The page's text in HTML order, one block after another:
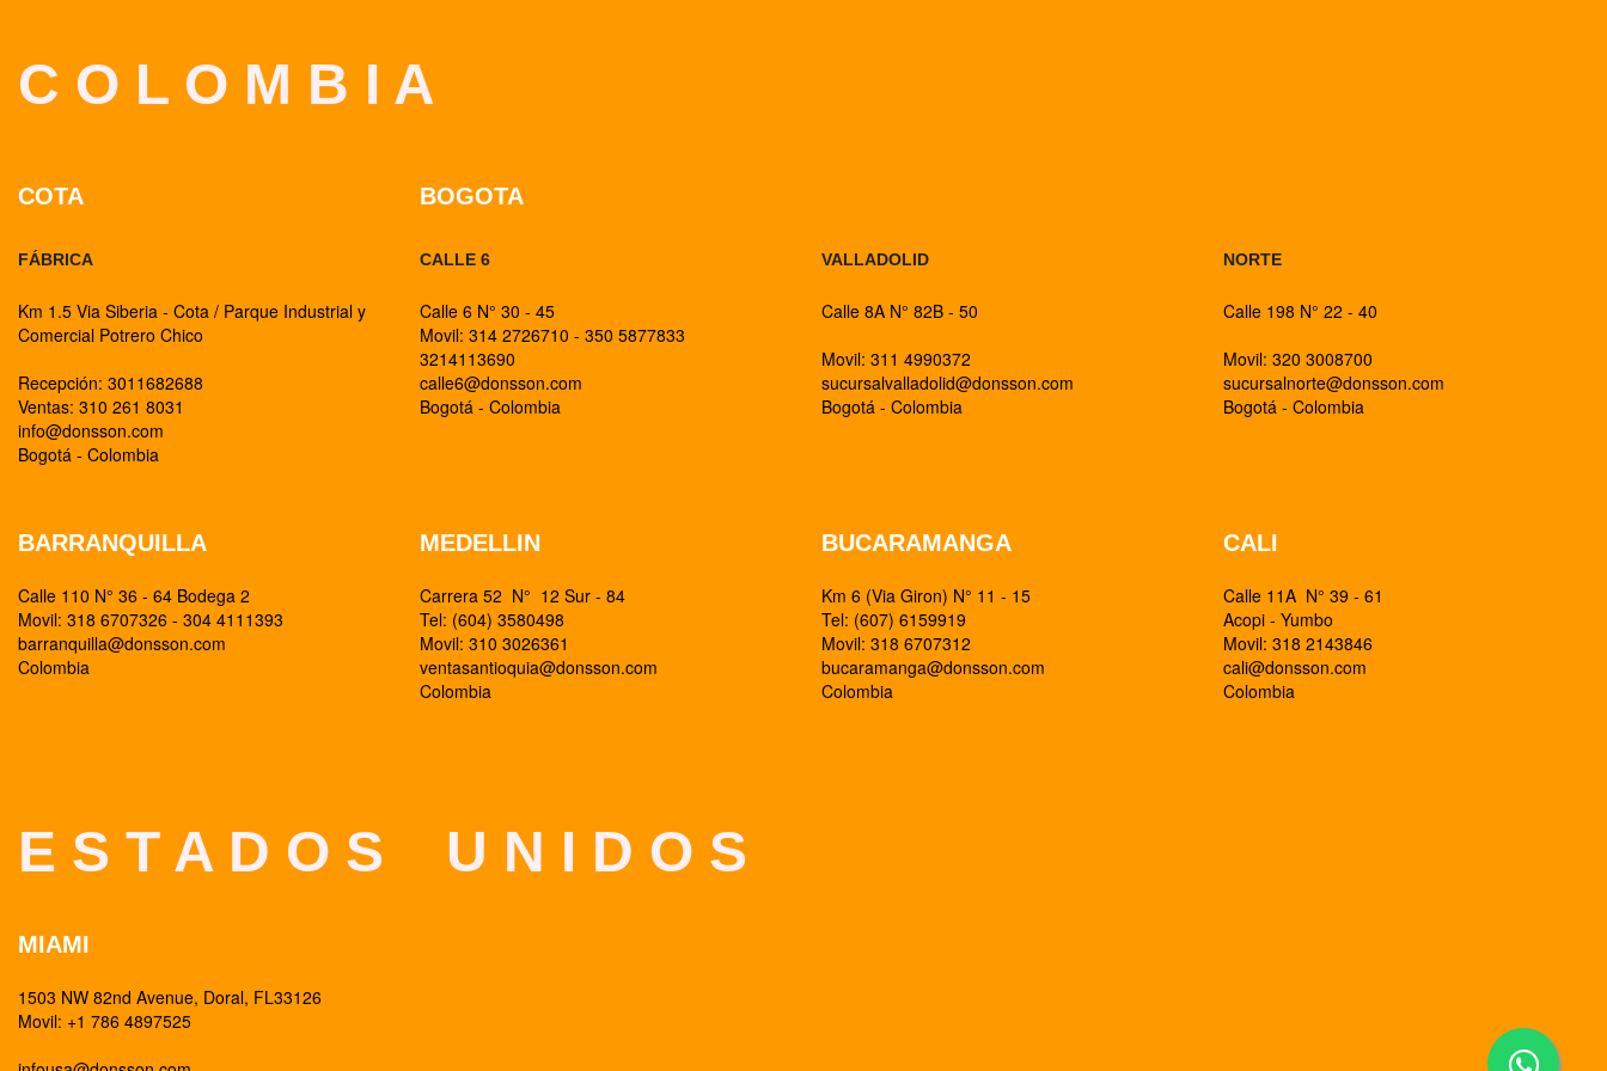
C O L O M B I A
COTA
FÁBRICA
Km 1.5 Via Siberia - Cota / Parque Industrial y
Comercial Potrero Chico
Recepción: 3011682688
Ventas: 310 261 8031
info@donsson.com
Bogotá - Colombia
BOGOTA
CALLE 6
Calle 6 N° 30 - 45
Movil: 314 2726710 - 350 5877833
3214113690
calle6@donsson.com
Bogotá - Colombia
VALLADOLID
Calle 8A N° 82B - 50
Movil: 311 4990372
sucursalvalladolid@donsson.com
Bogotá - Colombia
NORTE
Calle 198 N° 22 - 40
Movil: 320 3008700
sucursalnorte@donsson.com
Bogotá - Colombia
BARRANQUILLA
Calle 110 N° 36 - 64 Bodega 2
Movil: 318 6707326 - 304 4111393
barranquilla@donsson.com
Colombia
MEDELLIN
Carrera 52 N° 12 Sur - 84
Tel: (604) 3580498
Movil: 310 3026361
ventasantioquia@donsson.com
Colombia
BUCARAMANGA
Km 6 (Via Giron) N° 11 - 15
Tel: (607) 6159919
Movil: 318 6707312
bucaramanga@donsson.com
Colombia
CALI
Calle 11A N° 39 - 61
Acopi - Yumbo
Movil: 318 2143846
cali@donsson.com
Colombia
E S T A D O S U N I D O S
MIAMI
1503 NW 82nd Avenue, Doral, FL33126
Movil: +1 786 4897525